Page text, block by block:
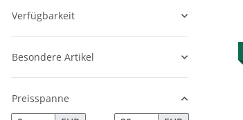
Verfügbarkeit
Besondere Artikel
Preisspanne